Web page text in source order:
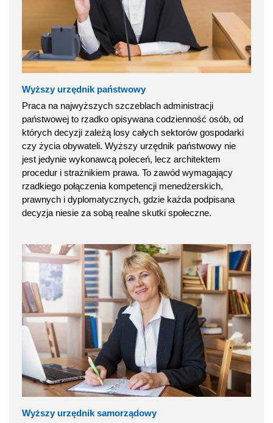
Wyższy urzędnik państwowy
Praca na najwyższych szczeblach administracji
państwowej to rzadko opisywana codzienność osób, od
których decyzji zależą losy całych sektorów gospodarki
czy życia obywateli. Wyższy urzędnik państwowy nie
jest jedynie wykonawcą poleceń, lecz architektem
procedur i strażnikiem prawa. To zawód wymagający
rzadkiego połączenia kompetencji menedżerskich,
prawnych i dyplomatycznych, gdzie każda podpisana
decyzja niesie za sobą realne skutki społeczne.
Wyższy urzędnik samorządowy